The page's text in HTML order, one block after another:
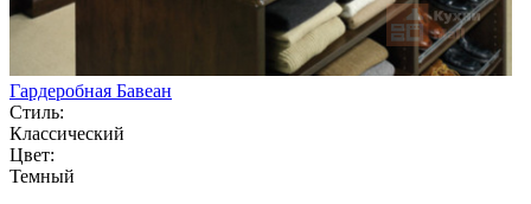
Гардеробная Бавеан
Стиль:
Классический
Цвет:
Темный